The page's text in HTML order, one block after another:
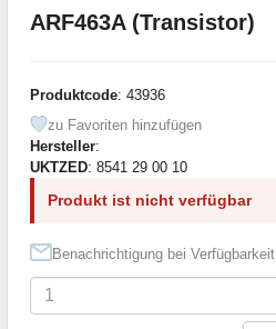
ARF463A (Transistor)
Produktcode: 43936
zu Favoriten hinzufügen
Hersteller:
UKTZED: 8541 29 00 10
Produkt ist nicht verfügbar
Benachrichtigung bei Verfügbarkeit